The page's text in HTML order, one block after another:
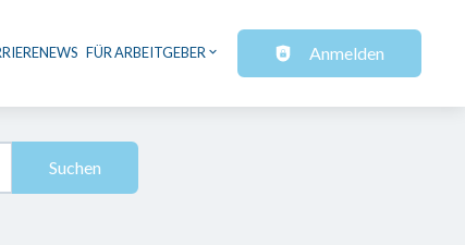
FÜR ARBEITGEBER Anmelden
Suchen